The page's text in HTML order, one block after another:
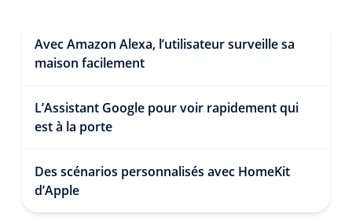
Avec Amazon Alexa, l’utilisateur surveille sa
maison facilement
L’Assistant Google pour voir rapidement qui
est à la porte
Des scénarios personnalisés avec HomeKit
d’Apple